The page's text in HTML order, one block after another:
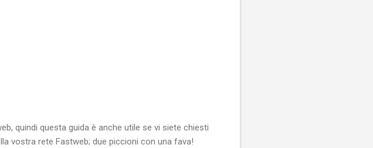
quindi questa guida è anche utile se vi siete chiesti
vostra rete Fastweb; due piccioni con una fava!